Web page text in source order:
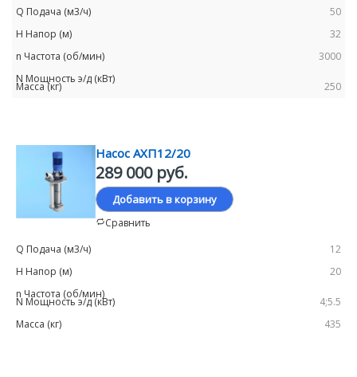
50
32
3000
250
Насос АХП12/20
289 000 руб.
Добавить в корзину
Сравнить
12
20
4;5.5
435